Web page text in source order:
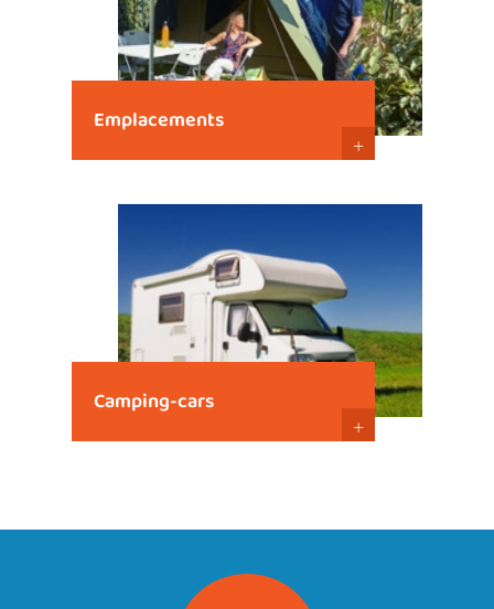
Emplacements
+
Camping-cars
+